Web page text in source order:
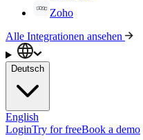
Zoho
Alle Integrationen ansehen
Deutsch
English
LoginTry for freeBook a demo